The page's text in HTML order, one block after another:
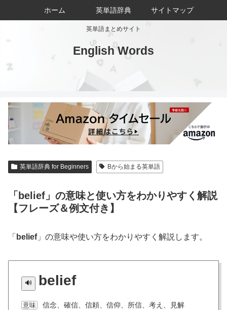
英単語まとめサイト
English Words
ホーム 英単語辞典 サイトマップ
英単語辞典 for Beginners Bから始まる英単語
「belief」の意味と使い方をわかりやすく解説
【フレーズ＆例文付き】
「 belief」の意味や使い方をわかりやすく解説します。
belief
意味 信念、確信、信頼、信仰、所信、考え、見解